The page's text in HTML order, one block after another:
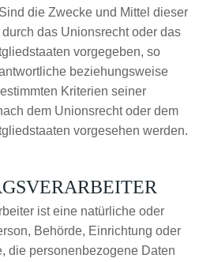
die Zwecke und Mittel dieser
das Unionsrecht oder das
vorgegeben, so
beziehungsweise
Kriterien seiner
dem Unionsrecht oder dem
vorgesehen werden.
ist eine natürliche oder
Behörde, Einrichtung oder
die personenbezogene Daten